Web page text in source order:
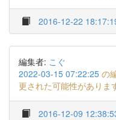
2016-12-22
編集者: こぐ
2022-03-15 07:22:25 の
更された可能性がありま
2016-12-09